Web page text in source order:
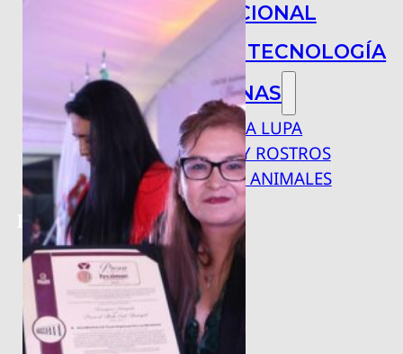
INTERNACIONAL
ARTE, CIENCIA Y TECNOLOGÍA
COLUMNAS
BAJO LA LUPA
RASTROS Y ROSTROS
VÍNCULOS ANIMALES